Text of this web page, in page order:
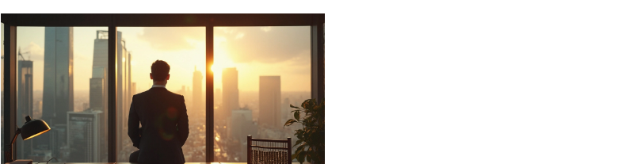
Узнайте, где смогут пригодиться ваши навыки и
какие сферы открыты для вашего развития.
Откройте для себя ключевые секреты успеха в
финансовой сфере.